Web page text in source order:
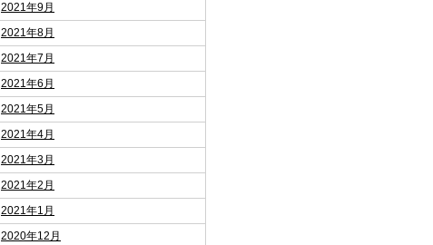
2021年9月
2021年8月
2021年7月
2021年6月
2021年5月
2021年4月
2021年3月
2021年2月
2021年1月
2020年12月